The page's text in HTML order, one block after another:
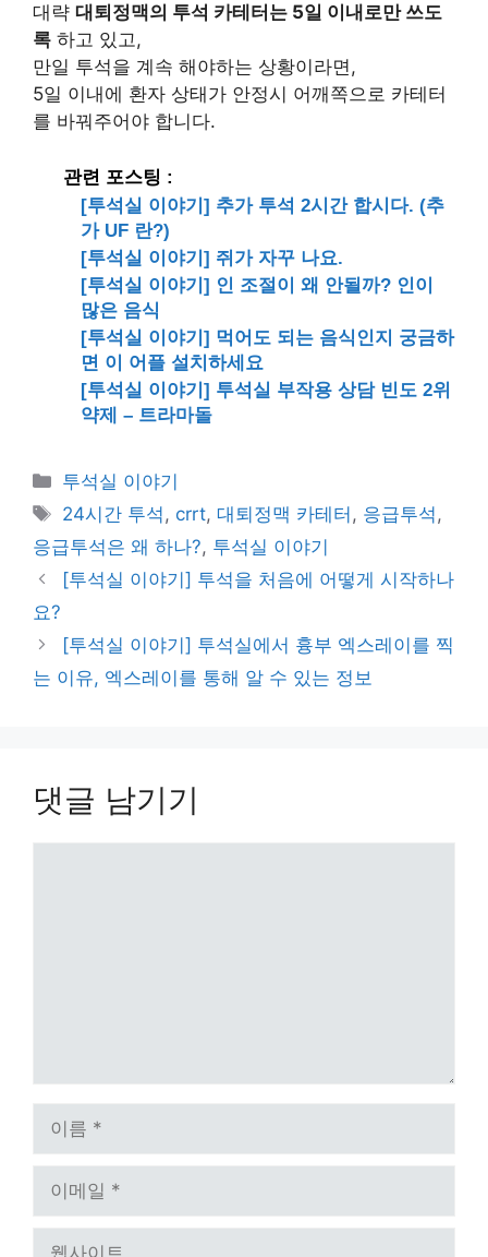
대략 대퇴정맥의 투석 카테터는 5일 이내로만 쓰도
록 하고 있고,
만일 투석을 계속 해야하는 상황이라면,
5일 이내에 환자 상태가 안정시 어깨쪽으로 카테터
를 바꿔주어야 합니다.
관련 포스팅 :
[투석실 이야기] 추가 투석 2시간 합시다. (추
가 UF 란?)
[투석실 이야기] 쥐가 자꾸 나요.
[투석실 이야기] 인 조절이 왜 안될까? 인이
많은 음식
[투석실 이야기] 먹어도 되는 음식인지 궁금하
면 이 어플 설치하세요
[투석실 이야기] 투석실 부작용 상담 빈도 2위
약제 – 트라마돌
카
테
리
투석실 이야기
태
그
24시간 투석 , crrt,대퇴정맥 카테터 , 응급투석 ,
응급투석은 왜 하나?, 투석실 이야기
[투석실 이야기] 투석을 처음에 어떻게 시작하나
요?
[투석실 이야기] 투석실에서 흉부 엑스레이를 찍
는 이유, 엑스레이를 통해 알 수 있는 정보
댓글 남기기
일